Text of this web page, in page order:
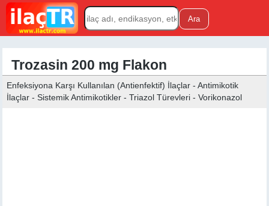
Trozasin 200 mg Flakon
Enfeksiyona Karşı Kullanılan (Antienfektif) İlaçlar - Antimikotik
İlaçlar - Sistemik Antimikotikler - Triazol Türevleri - Vorikonazol